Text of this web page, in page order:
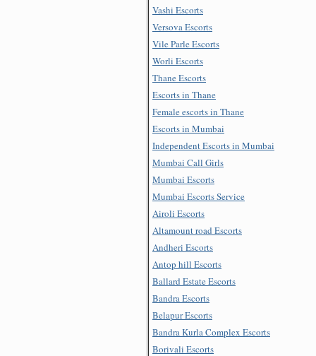
Vashi Escorts
Versova Escorts
Vile Parle Escorts
Worli Escorts
Thane Escorts
Escorts in Thane
Female escorts in Thane
Escorts in Mumbai
Independent Escorts in Mumbai
Mumbai Call Girls
Mumbai Escorts
Mumbai Escorts Service
Airoli Escorts
Altamount road Escorts
Andheri Escorts
Antop hill Escorts
Ballard Estate Escorts
Bandra Escorts
Belapur Escorts
Bandra Kurla Complex Escorts
Borivali Escorts